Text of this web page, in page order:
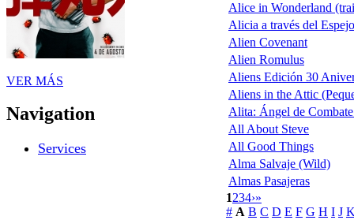
VER MÁS
Navigation
Services
Alice in Wonderland
Alicia a través del
Alien Covenant
Alien Romulus
Aliens Edición 30
Aliens in the Attic
Alita: Ángel de
All About Steve
All Good Things
Alma Salvaje (Wild)
Almas Pasajeras
1234›»
# A B C D E F G H I J